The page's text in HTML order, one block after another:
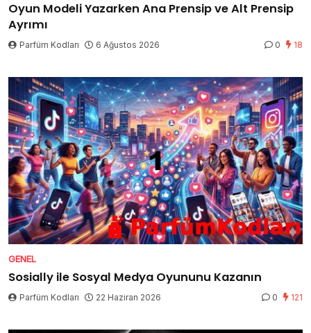
Oyun Modeli Yazarken Ana Prensip ve Alt Prensip
Ayrımı
Parfüm Kodları 6 Ağustos 2026 0 18
GENEL
Sosially ile Sosyal Medya Oyununu Kazanın
Parfüm Kodları 22 Haziran 2026 0 121